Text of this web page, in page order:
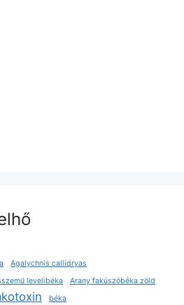
Agalychnis callidryas
levelibéka
Arany fakúszóbéka zöld
béka